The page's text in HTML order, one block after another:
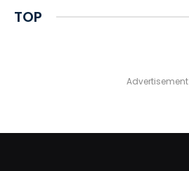
TOP
Advertisement